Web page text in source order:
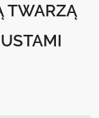
TWARZĄ